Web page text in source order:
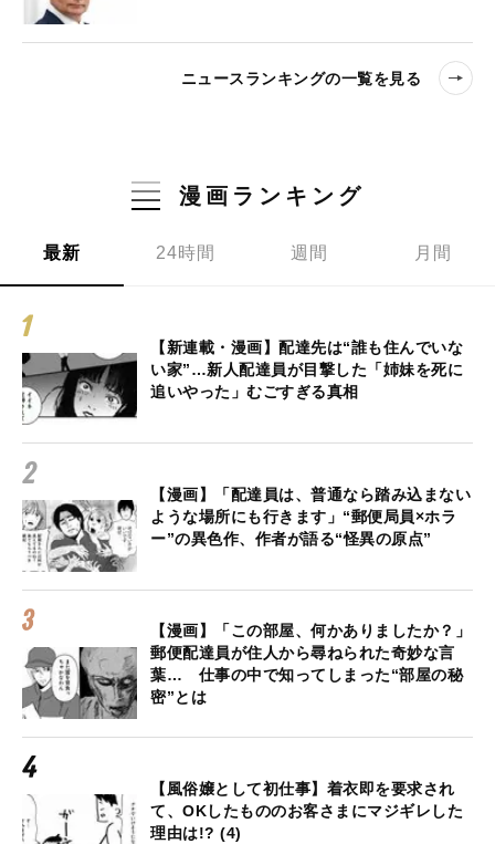
ニュースランキングの一覧を見る
漫画ランキング
最新 24時間 週間 月間
【新連載・漫画】配達先は“誰も住んでいな
い家”…新人配達員が目撃した「姉妹を死に
追いやった」むごすぎる真相
【漫画】「配達員は、普通なら踏み込まない
ような場所にも行きます」“郵便局員×ホラ
ー”の異色作、作者が語る“怪異の原点”
【漫画】「この部屋、何かありましたか？」
郵便配達員が住人から尋ねられた奇妙な言
葉… 仕事の中で知ってしまった“部屋の秘
密”とは
【風俗嬢として初仕事】着衣即を要求され
て、OKしたもののお客さまにマジギレした
理由は!? (4)